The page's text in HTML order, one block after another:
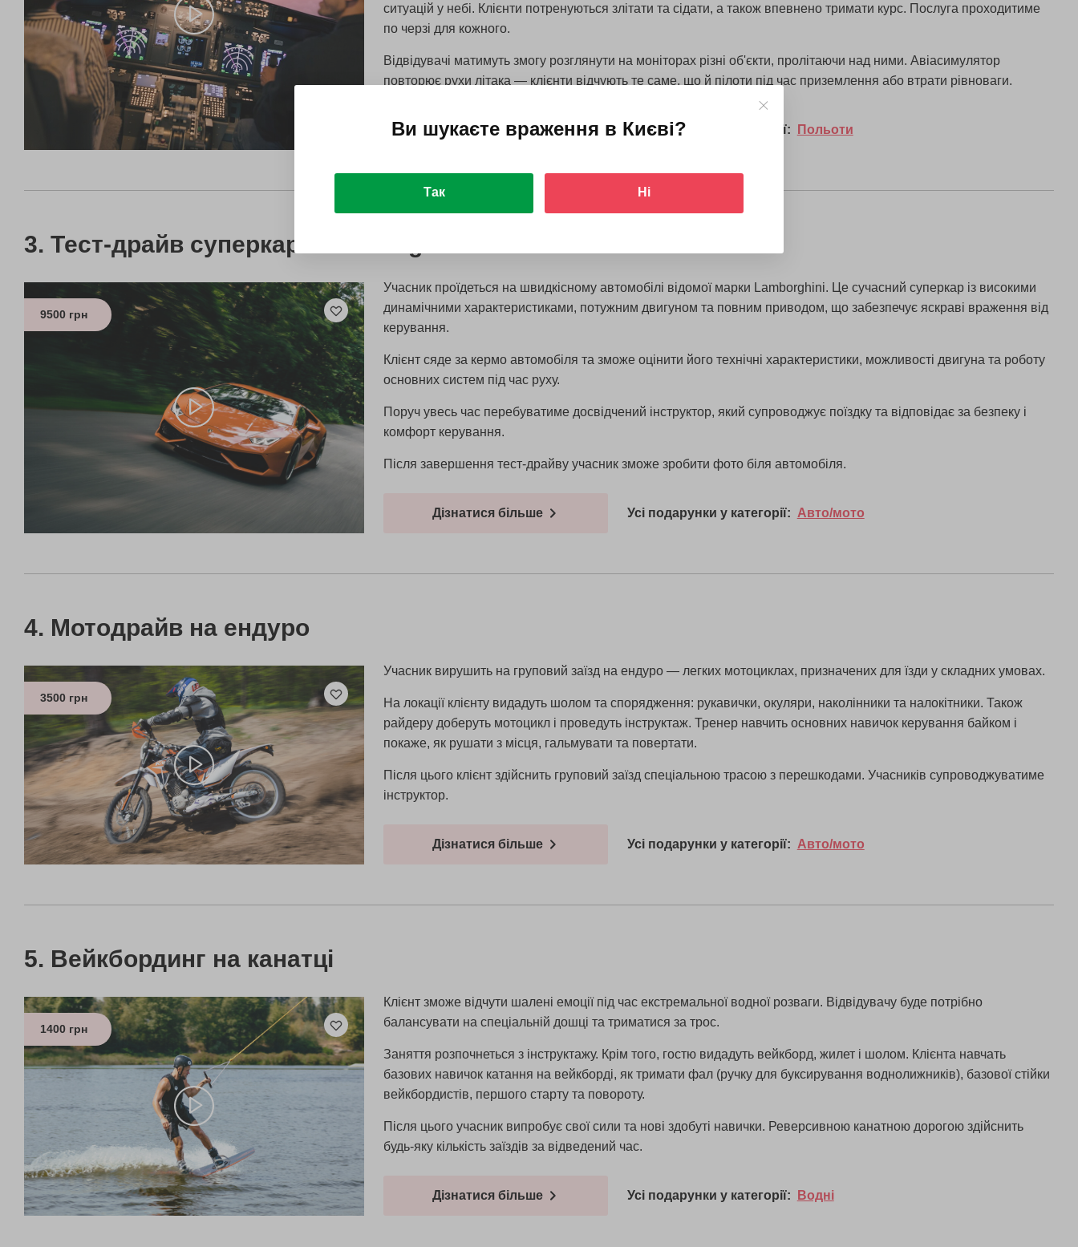
ситуацій у небі. Клієнти потренуються злітати та сідати, а також впевнено тримати курс. Послуга проходитиме
по черзі для кожного.
Відвідувачі матимуть змогу розглянути на моніторах різні об'єкти, пролітаючи над ними. Авіасимулятор
повторює рухи літака — клієнти відчують те саме, що й пілоти під час приземлення або втрати рівноваги.
Дізнатися більше Усі подарунки у категорії: Польоти
Тест-драйв суперкара Lamborghini
9500 грн
Учасник проїдеться на швидкісному автомобілі відомої марки Lamborghini. Це сучасний суперкар із високими
динамічними характеристиками, потужним двигуном та повним приводом, що забезпечує яскраві враження від
керування.
Клієнт сяде за кермо автомобіля та зможе оцінити його технічні характеристики, можливості двигуна та роботу
основних систем під час руху.
Поруч увесь час перебуватиме досвідчений інструктор, який супроводжує поїздку та відповідає за безпеку і
комфорт керування.
Після завершення тест-драйву учасник зможе зробити фото біля автомобіля.
Дізнатися більше Усі подарунки у категорії: Авто/мото
Мотодрайв на ендуро
3500 грн
Учасник вирушить на груповий заїзд на ендуро — легких мотоциклах, призначених для їзди у складних умовах.
На локації клієнту видадуть шолом та спорядження: рукавички, окуляри, наколінники та налокітники. Також
райдеру доберуть мотоцикл і проведуть інструктаж. Тренер навчить основних навичок керування байком і
покаже, як рушати з місця, гальмувати та повертати.
Після цього клієнт здійснить груповий заїзд спеціальною трасою з перешкодами. Учасників супроводжуватиме
інструктор.
Дізнатися більше Усі подарунки у категорії: Авто/мото
Вейкбординг на канатці
1400 грн
Клієнт зможе відчути шалені емоції під час екстремальної водної розваги. Відвідувачу буде потрібно
балансувати на спеціальній дошці та триматися за трос.
Заняття розпочнеться з інструктажу. Крім того, гостю видадуть вейкборд, жилет і шолом. Клієнта навчать
базових навичок катання на вейкборді, як тримати фал (ручку для буксирування воднолижників), базової стійки
вейкбордистів, першого старту та повороту.
Після цього учасник випробує свої сили та нові здобуті навички. Реверсивною канатною дорогою здійснить
будь-яку кількість заїздів за відведений час.
Дізнатися більше Усі подарунки у категорії: Водні
Ви шукаєте враження в Києві?
Так Ні